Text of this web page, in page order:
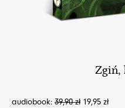
Zgiń,
audiobook: 39,90zł 19,95 zł